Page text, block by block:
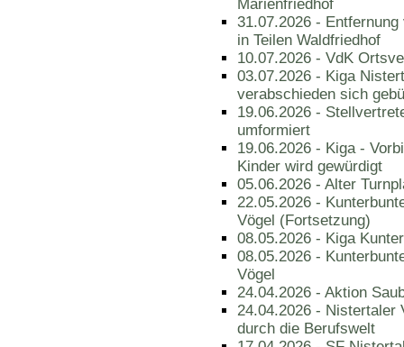
Marienfriedhof
31.07.2026 -
in Teilen Waldfriedhof
10.07.2026 - VdK
03.07.2026 - Kiga
verabschieden sich
19.06.2026 -
umformiert
19.06.2026 - Kiga -
Kinder wird gewürdigt
05.06.2026 - Alter
22.05.2026 -
Vögel (Fortsetzung)
08.05.2026 - Kiga
08.05.2026 -
Vögel
24.04.2026 - Aktion
24.04.2026 - Nistertaler
durch die Berufswelt